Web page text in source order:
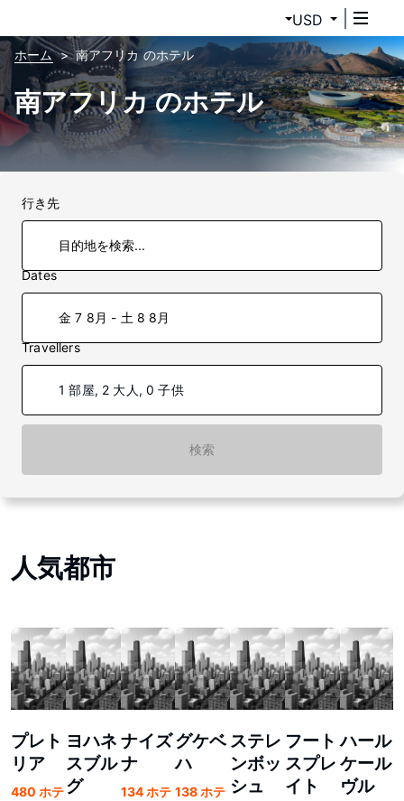
USD
ホーム 南アフリカ のホテル
南アフリカ のホテル
行き先
Dates
金 7 8月 - 土 8 8月
Travellers
1 部屋, 2 大人, 0 子供
検索
人気都市
プレト
リア
480 ホテ
ヨハネ
スブル
グ
ナイズ
ナ
134 ホテ
グケベ
ハ
138 ホテ
ステレ
ンボッ
シュ
フート
スプレ
イト
ハール
ケール
ヴル